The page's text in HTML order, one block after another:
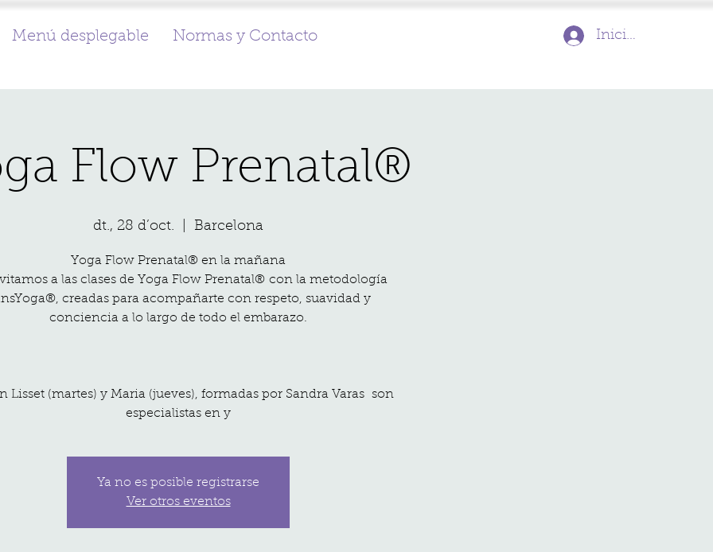
Menú desplegable Normas y Contacto Inicia la sessió
Flow Prenatal®
dt., 28 d’oct. Barcelona
Yoga Flow Prenatal® en la mañana
a las clases de Yoga Flow Prenatal® con la metodología
creadas para acompañarte con respeto, suavidad y
conciencia a lo largo de todo el embarazo.
Lisset (martes) y Maria (jueves), formadas por Sandra Varas son
especialistas en y
Ya no es posible registrarse
Ver otros eventos